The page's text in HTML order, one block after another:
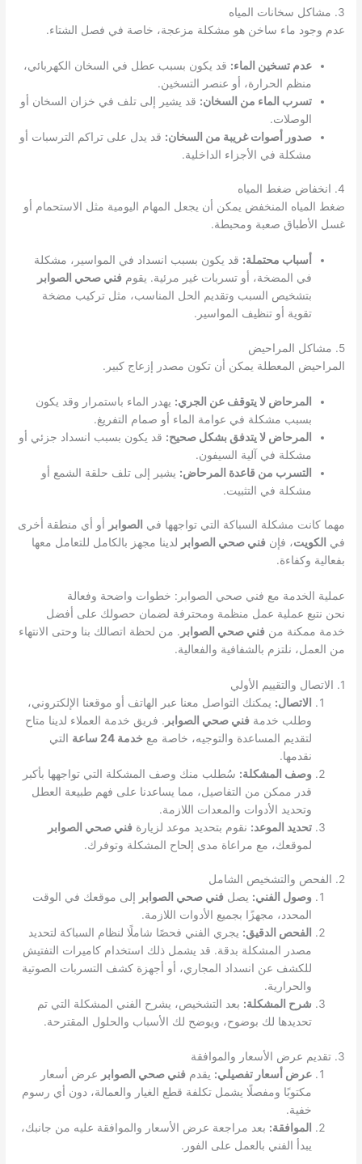
3. مشاكل سخانات المياه
عدم وجود ماء ساخن هو مشكلة مزعجة، خاصة في فصل الشتاء.
عدم تسخين الماء: قد يكون بسبب عطل في السخان الكهربائي،
منظم الحرارة، أو عنصر التسخين.
تسرب الماء من السخان: قد يشير إلى تلف في خزان السخان أو
الوصلات.
صدور أصوات غريبة من السخان: قد يدل على تراكم الترسبات أو
مشكلة في الأجزاء الداخلية.
4. انخفاض ضغط المياه
ضغط المياه المنخفض يمكن أن يجعل المهام اليومية مثل الاستحمام أو
غسل الأطباق صعبة ومحبطة.
أسباب محتملة: قد يكون بسبب انسداد في المواسير، مشكلة
في المضخة، أو تسربات غير مرئية. يقومفني صحي الصوابر
بتشخيص السبب وتقديم الحل المناسب، مثل تركيب مضخة
تقوية أو تنظيف المواسير.
5. مشاكل المراحيض
المراحيض المعطلة يمكن أن تكون مصدر إزعاج كبير.
المرحاض لا يتوقف عن الجري: يهدر الماء باستمرار وقد يكون
بسبب مشكلة في عوامة الماء أو صمام التفريغ.
المرحاض لا يتدفق بشكل صحيح: قد يكون بسبب انسداد جزئي أو
مشكلة في آلية السيفون.
التسرب من قاعدة المرحاض: يشير إلى تلف حلقة الشمع أو
مشكلة في التثبيت.
مهما كانت مشكلة السباكة التي تواجهها في الصوابر أو أي منطقة أخرى
في الكويت، فإنفني صحي الصوابر لدينا مجهز بالكامل للتعامل معها
بفعالية وكفاءة.
عملية الخدمة مع فني صحي الصوابر: خطوات واضحة وفعالة
نحن نتبع عملية عمل منظمة ومحترفة لضمان حصولك على أفضل
خدمة ممكنة منفني صحي الصوابر . من لحظة اتصالك بنا وحتى الانتهاء
من العمل، نلتزم بالشفافية والفعالية.
1. الاتصال والتقييم الأولي
الاتصال: يمكنك التواصل معنا عبر الهاتف أو موقعنا الإلكتروني،
وطلب خدمةفني صحي الصوابر . فريق خدمة العملاء لدينا متاح
لتقديم المساعدة والتوجيه، خاصة مع خدمة 24 ساعة
التي
نقدمها.
وصف المشكلة: سُطلب منك وصف المشكلة التي تواجهها بأكبر
قدر ممكن من التفاصيل، مما يساعدنا على فهم طبيعة العطل
وتحديد الأدوات والمعدات اللازمة.
تحديد الموعد: نقوم بتحديد موعد لزيارةفني صحي الصوابر
لموقعك، مع مراعاة مدى إلحاح المشكلة وتوفرك.
2. الفحص والتشخيص الشامل
وصول الفني: يصلفني صحي الصوابر إلى موقعك في الوقت
المحدد، مجهزًا بجميع الأدوات اللازمة.
الفحص الدقيق: يجري الفني فحصًا شاملًا لنظام السباكة لتحديد
مصدر المشكلة بدقة. قد يشمل ذلك استخدام كاميرات التفتيش
للكشف عن انسداد المجاري، أو أجهزة كشف التسربات الصوتية
والحرارية.
شرح المشكلة: بعد التشخيص، يشرح الفني المشكلة التي تم
تحديدها لك بوضوح، ويوضح لك الأسباب والحلول المقترحة.
3. تقديم عرض الأسعار والموافقة
عرض أسعار تفصيلي: يقدمفني صحي الصوابر عرض أسعار
مكتوبًا ومفصلًا يشمل تكلفة قطع الغيار والعمالة، دون أي رسوم
خفية.
الموافقة: بعد مراجعة عرض الأسعار والموافقة عليه من جانبك،
يبدأ الفني بالعمل على الفور.